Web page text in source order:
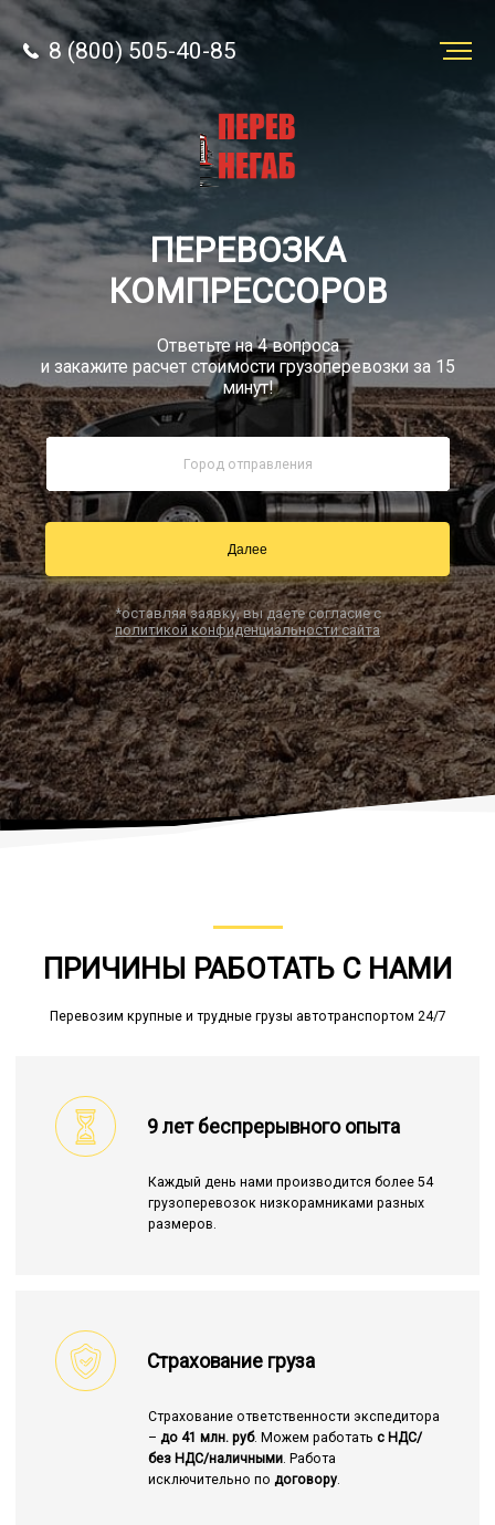
8 (800) 505-40-85
sale@simtruck-negabarit.ru
Заказать звонок
Заказать
перевозку
8 (800) 505-40-85
ПЕРЕВОЗКА
КОМПРЕССОРОВ
Ответьте на 4 вопроса
и закажите расчет стоимости грузоперевозки за 15
минут!
Далее
*оставляя заявку, вы даете согласие с
политикой конфиденциальности сайта
ПРИЧИНЫ РАБОТАТЬ С НАМИ
Перевозим крупные и трудные грузы автотранспортом 24/7
9 лет беспрерывного опыта
Каждый день нами производится более 54
грузоперевозок низкорамниками разных
размеров.
Страхование груза
Страхование ответственности экспедитора
– до 41 млн. руб. Можем работать с НДС/
без НДС/наличными. Работа
исключительно по договору.